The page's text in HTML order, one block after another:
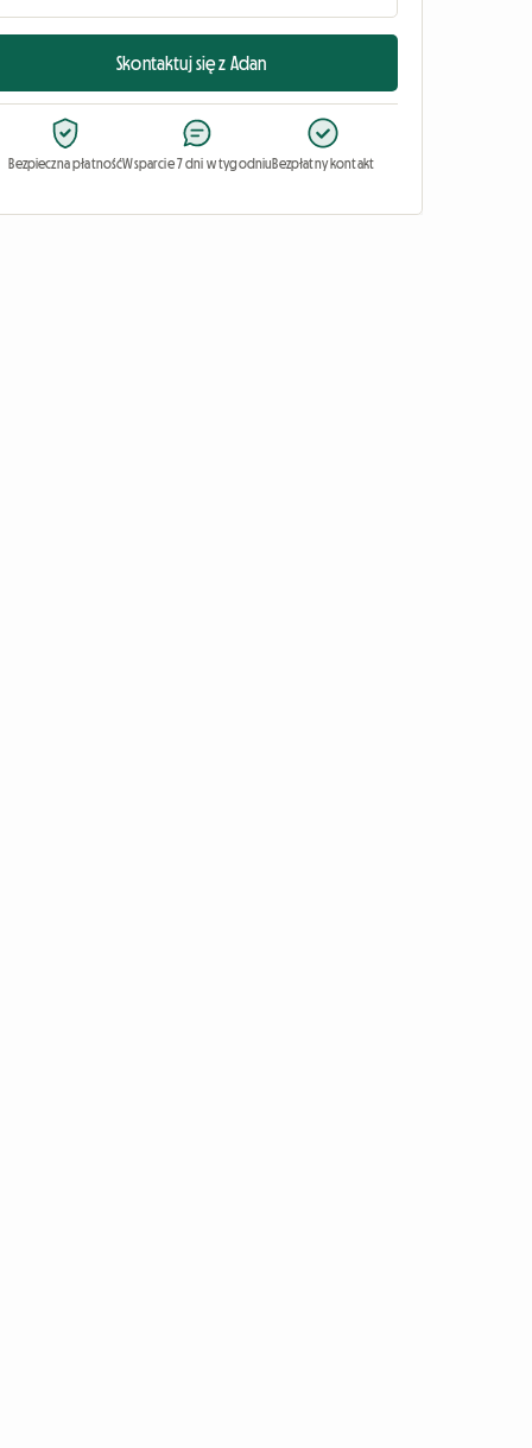
Skontaktuj się z Adan
Bezpieczna płatnośćWsparcie 7 dni w tygodniuBezpłatny kontakt